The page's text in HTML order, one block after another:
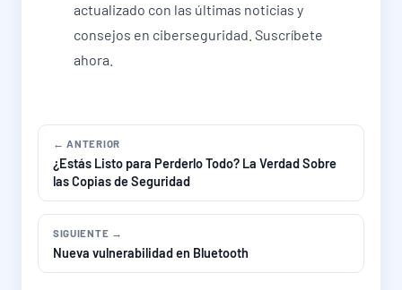
actualizado con las últimas noticias y
consejos en ciberseguridad. Suscríbete
ahora.
← ANTERIOR
¿Estás Listo para Perderlo Todo? La Verdad Sobre
las Copias de Seguridad
SIGUIENTE →
Nueva vulnerabilidad en Bluetooth